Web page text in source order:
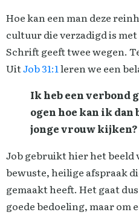
Hoe kan een man deze
cultuur die verzadigd is
Schrift geeft twee wegen.
UitJob 31:1leren we een
Ik heb een verbond
ogen hoe kan ik dan
jonge vrouw kijken?
Job gebruikt hier het beeld
bewuste, heilige afspraak
gemaakt heeft. Het gaat
goede bedoeling, maar om